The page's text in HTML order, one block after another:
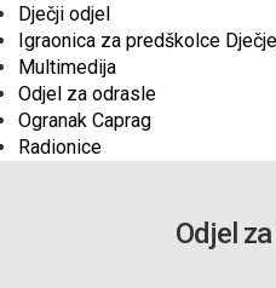
Dječji odjel
Igraonica za predškolce
Multimedija
Odjel za odrasle
Ogranak Caprag
Radionice
Odjel